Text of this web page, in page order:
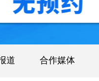
道 合作媒体